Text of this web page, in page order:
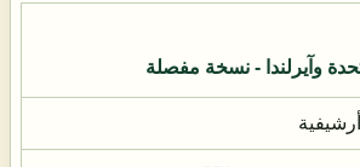
وآيرلندا - نسخة مفصلة